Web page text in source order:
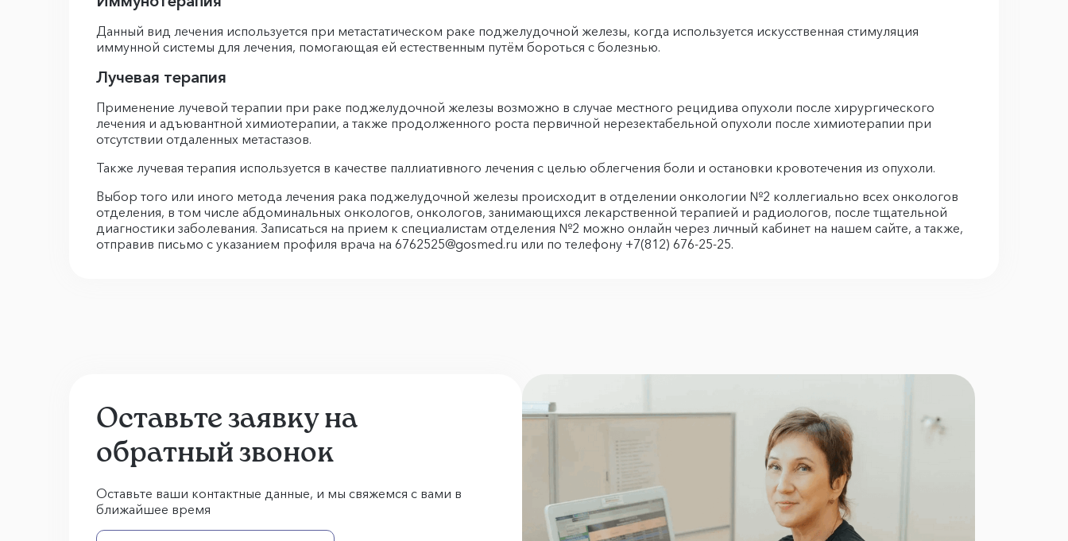
Данный вид лечения используется при метастатическом раке поджелудочной железы, когда используется искусственная стимуляция
иммунной системы для лечения, помогающая ей естественным путём бороться с болезнью.
Лучевая терапия
Применение лучевой терапии при раке поджелудочной железы возможно в случае местного рецидива опухоли после хирургического
лечения и адъювантной химиотерапии, а также продолженного роста первичной нерезектабельной опухоли после химиотерапии при
отсутствии отдаленных метастазов.
Также лучевая терапия используется в качестве паллиативного лечения с целью облегчения боли и остановки кровотечения из опухоли.
Выбор того или иного метода лечения рака поджелудочной железы происходит в отделении онкологии №2 коллегиально всех онкологов
отделения, в том числе абдоминальных онкологов, онкологов, занимающихся лекарственной терапией и радиологов, после тщательной
диагностики заболевания. Записаться на прием к специалистам отделения №2 можно онлайн через личный кабинет на нашем сайте, а также,
отправив письмо с указанием профиля врача на 6762525@gosmed.ru или по телефону +7(812) 676-25-25.
Оставьте заявку на
обратный звонок
Оставьте ваши контактные данные, и мы свяжемся с вами в
ближайшее время